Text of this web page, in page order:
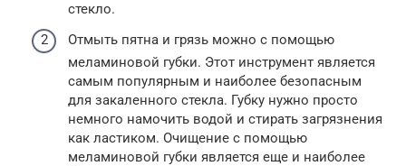
стекло.
Отмыть пятна и грязь можно с помощью
меламиновой губки. Этот инструмент является
самым популярным и наиболее безопасным
для закаленного стекла. Губку нужно просто
немного намочить водой и стирать загрязнения
как ластиком. Очищение с помощью
меламиновой губки является еще и наиболее